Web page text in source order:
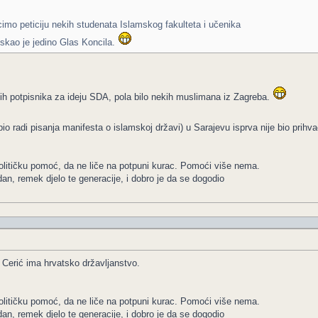
peticiju nekih studenata Islamskog fakulteta i učenika
je jedino Glas Koncila.
potpisnika za ideju SDA, pola bilo nekih muslimana iz Zagreba.
radi pisanja manifesta o islamskoj državi) u Sarajevu isprva nije bio
pomoć, da ne liče na potpuni kurac. Pomoći više nema.
remek djelo te generacije, i dobro je da se dogodio
ima hrvatsko državljanstvo.
pomoć, da ne liče na potpuni kurac. Pomoći više nema.
remek djelo te generacije, i dobro je da se dogodio